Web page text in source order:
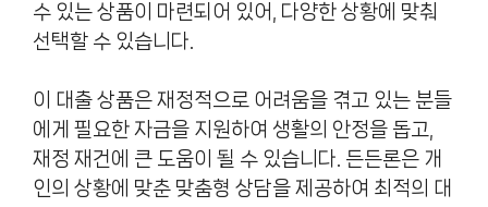
수 있는 상품이 마련되어 있어, 다양한 상황에 맞춰
선택할 수 있습니다.
이 대출 상품은 재정적으로 어려움을 겪고 있는 분들
에게 필요한 자금을 지원하여 생활의 안정을 돕고,
재정 재건에 큰 도움이 될 수 있습니다. 든든론은 개
인의 상황에 맞춘 맞춤형 상담을 제공하여 최적의 대